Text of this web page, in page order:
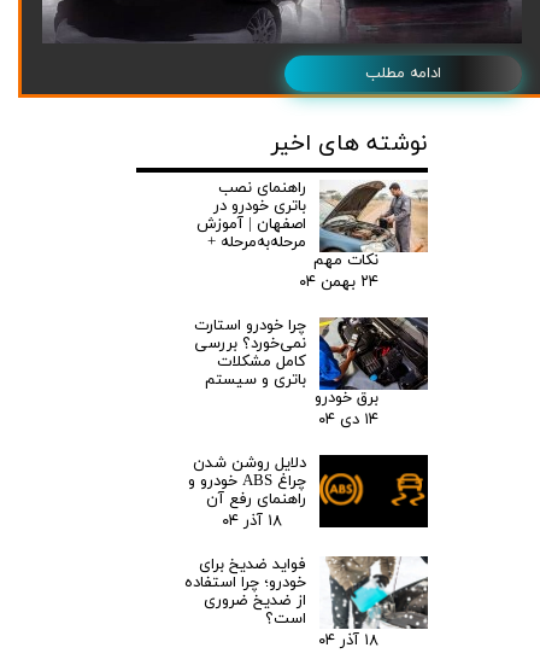
ادامه مطلب
نوشته های اخیر
راهنمای نصب
باتری خودرو در
اصفهان | آموزش
مرحله‌به‌مرحله +
نکات مهم
۲۴ بهمن ۰۴
چرا خودرو استارت
نمی‌خورد؟ بررسی
کامل مشکلات
باتری و سیستم
برق خودرو
۱۴ دی ۰۴
دلایل روشن شدن
چراغ ABS خودرو و
راهنمای رفع آن
۱۸ آذر ۰۴
فواید ضدیخ برای
خودرو؛ چرا استفاده
از ضدیخ ضروری
است؟
۱۸ آذر ۰۴